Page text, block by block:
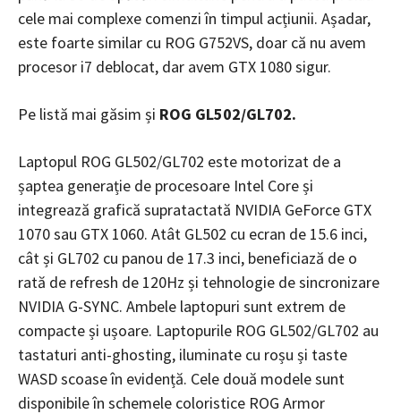
cele mai complexe comenzi în timpul acțiunii. Așadar,
este foarte similar cu ROG G752VS, doar că nu avem
procesor i7 deblocat, dar avem GTX 1080 sigur.
Pe listă mai găsim și ROG GL502/GL702.
Laptopul ROG GL502/GL702 este motorizat de a
șaptea generație de procesoare Intel Core și
integrează grafică supratactată NVIDIA GeForce GTX
1070 sau GTX 1060. Atât GL502 cu ecran de 15.6 inci,
cât și GL702 cu panou de 17.3 inci, beneficiază de o
rată de refresh de 120Hz și tehnologie de sincronizare
NVIDIA G-SYNC. Ambele laptopuri sunt extrem de
compacte și ușoare. Laptopurile ROG GL502/GL702 au
tastaturi anti-ghosting, iluminate cu roșu și taste
WASD scoase în evidență. Cele două modele sunt
disponibile în schemele coloristice ROG Armor